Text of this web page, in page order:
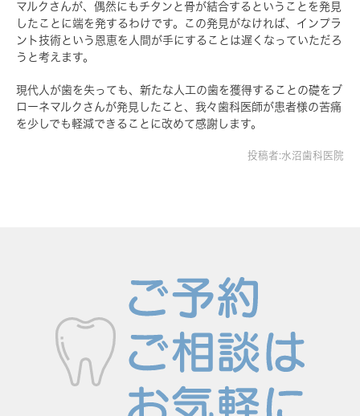
マルクさんが、偶然にもチタンと骨が結合するということを発見
したことに端を発するわけです。この発見がなければ、インプラ
ント技術という恩恵を人間が手にすることは遅くなっていただろ
うと考えます。
現代人が歯を失っても、新たな人工の歯を獲得することの礎をブ
ローネマルクさんが発見したこと、我々歯科医師が患者様の苦痛
を少しでも軽減できることに改めて感謝します。
投稿者:水沼歯科医院